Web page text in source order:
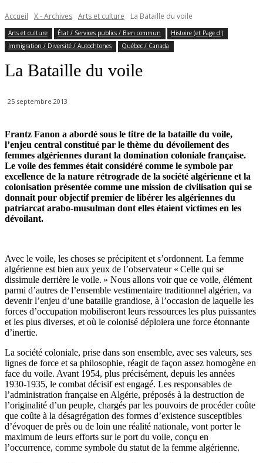
Accueil X - Archives Arts et culture La Bataille du voile
Arts et culture État / Services publics / Bien commun
Histoire (et Page d')
Immigration / Diversité / Autochtones
Québec / Canada
La Bataille du voile
25 septembre 2013
Frantz Fanon a abordé sous le titre de la bataille du voile,
l’enjeu central constitué par le thème du dévoilement des
femmes algériennes durant la domination coloniale française.
Le voile des femmes était considéré comme le symbole par
excellence de la nature rétrograde de la société algérienne et la
colonisation présentée comme une mission de civilisation qui se
donnait pour objectif premier de libérer les algériennes du
patriarcat arabo-musulman dont elles étaient victimes en les
dévoilant.
Avec le voile, les choses se précipitent et s’ordonnent. La femme
algérienne est bien aux yeux de l’observateur « Celle qui se
dissimule derrière le voile. » Nous allons voir que ce voile, élément
parmi d’autres de l’ensemble vestimentaire traditionnel algérien, va
devenir l’enjeu d’une bataille grandiose, à l’occasion de laquelle les
forces d’occupation mobiliseront leurs ressources les plus puissantes
et les plus diverses, et où le colonisé déploiera une force étonnante
d’inertie.
La société coloniale, prise dans son ensemble, avec ses valeurs, ses
lignes de force et sa philosophie, réagit de façon assez homogène en
face du voile. Avant 1954, plus précisément, depuis les années
1930-1935, le combat décisif est engagé. Les responsables de
l’administration française en Algérie, préposés à la destruction de
l’originalité d’un peuple, chargés par les pouvoirs de procéder coûte
que coûte à la désagrégation des formes d’existence susceptibles
d’évoquer de près ou de loin une réalité nationale, vont porter le
maximum de leurs efforts sur le port du voile, conçu en
l’occurrence, comme symbole du statut de la femme algérienne.